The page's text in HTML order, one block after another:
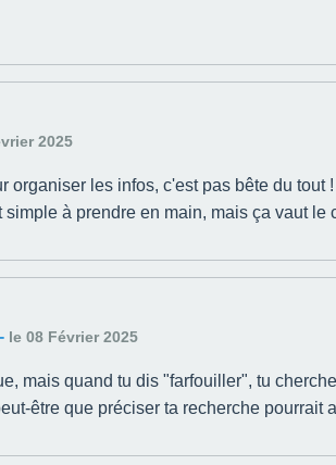
2025
organiser les infos, c'est pas bête du
simple à prendre en main, mais ça vaut
- le 08 Février 2025
mais quand tu dis "farfouiller", tu
être que préciser ta recherche pourrait